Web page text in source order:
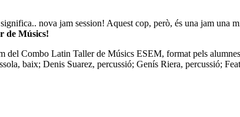
nova jam session! Aquest cop, però, és una jam una
de Músics!
del Combo Latin Taller de Músics ESEM, format pels
baix; Denis Suarez, percussió; Genís Riera, percussió;